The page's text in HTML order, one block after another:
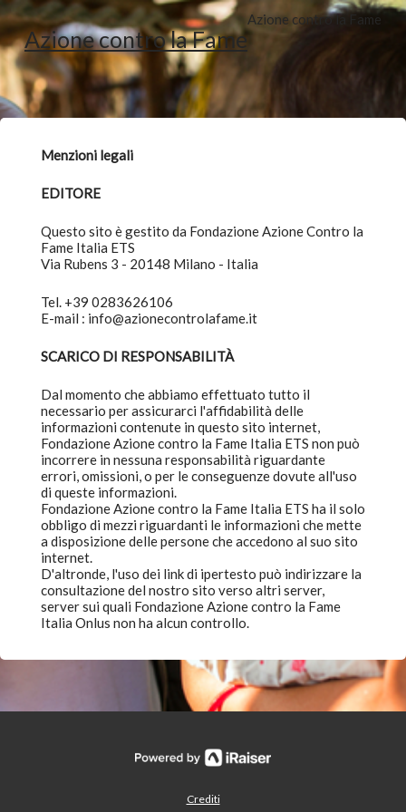
Azione contro la Fame
Azione contro la Fame
Menzioni legali
EDITORE
Questo sito è gestito da Fondazione Azione Contro la
Fame Italia ETS
Via Rubens 3 - 20148 Milano - Italia
Tel. +39 0283626106
E-mail : info@azionecontrolafame.it
SCARICO DI RESPONSABILITÀ
Dal momento che abbiamo effettuato tutto il
necessario per assicurarci l'affidabilità delle
informazioni contenute in questo sito internet,
Fondazione Azione contro la Fame Italia ETS non può
incorrere in nessuna responsabilità riguardante
errori, omissioni, o per le conseguenze dovute all'uso
di queste informazioni.
Fondazione Azione contro la Fame Italia ETS ha il solo
obbligo di mezzi riguardanti le informazioni che mette
a disposizione delle persone che accedono al suo sito
internet.
D'altronde, l'uso dei link di ipertesto può indirizzare la
consultazione del nostro sito verso altri server,
server sui quali Fondazione Azione contro la Fame
Italia Onlus non ha alcun controllo.
Crediti